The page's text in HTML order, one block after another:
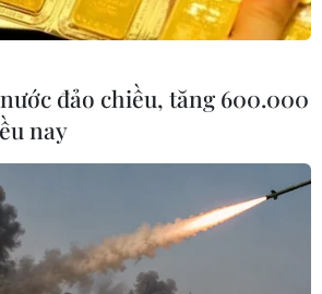
loại doanh nghiệp
lại vốn nhà nước
AI lập trình tự
triển
đảo chiều, tăng 600.000
nay